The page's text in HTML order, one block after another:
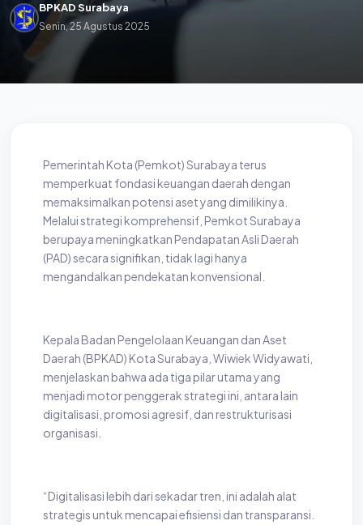
BPKAD Surabaya
Senin, 25 Agustus 2025
Pemerintah Kota (Pemkot) Surabaya terus
memperkuat fondasi keuangan daerah dengan
memaksimalkan potensi aset yang dimilikinya.
Melalui strategi komprehensif, Pemkot Surabaya
berupaya meningkatkan Pendapatan Asli Daerah
(PAD) secara signifikan, tidak lagi hanya
mengandalkan pendekatan konvensional.
Kepala Badan Pengelolaan Keuangan dan Aset
Daerah (BPKAD) Kota Surabaya, Wiwiek Widyawati,
menjelaskan bahwa ada tiga pilar utama yang
menjadi motor penggerak strategi ini, antara lain
digitalisasi, promosi agresif, dan restrukturisasi
organisasi.
“Digitalisasi lebih dari sekadar tren, ini adalah alat
strategis untuk mencapai efisiensi dan transparansi.